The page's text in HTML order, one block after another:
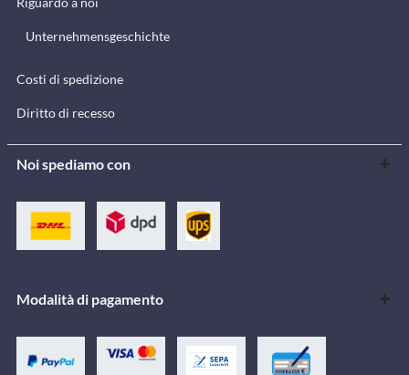
Unternehmensgeschichte
Costi di spedizione
Diritto di recesso
Noi spediamo con
Modalità di pagamento